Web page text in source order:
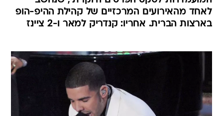
לאחד מהאירועים המרכזיים של קהילת ההיפ-הופ
בארצות הברית. אחריו: קנדריק למאר ו-2 ציינז